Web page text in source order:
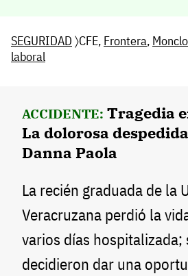
SEGURIDAD 〉CFE, Frontera,
laboral
ACCIDENTE: Tragedia
La dolorosa
Danna Paola
La recién graduada de la
Veracruzana perdió la
varios días hospitalizada;
decidieron dar una